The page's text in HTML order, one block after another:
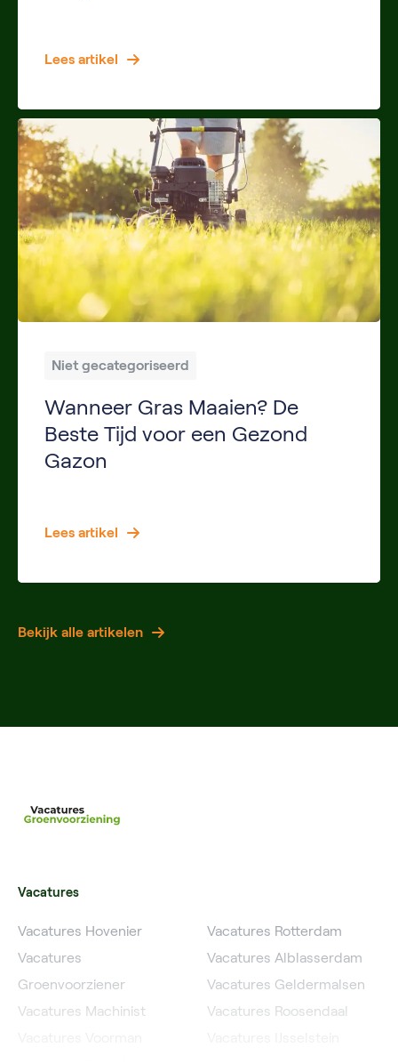
Lees artikel
Niet gecategoriseerd
Wanneer Gras Maaien? De
Beste Tijd voor een Gezond
Gazon
Lees artikel
Bekijk alle artikelen
Vacatures
Vacatures Hovenier
Vacatures
Groenvoorziener
Vacatures Machinist
Vacatures Rotterdam
Vacatures Alblasserdam
Vacatures Geldermalsen
Vacatures Roosendaal